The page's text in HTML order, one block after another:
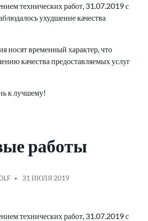
технических работ, 31.07.2019 с
ухудшение качества
носят временный характер, что
качества предоставляемых услуг
к лучшему!
работы
31 ИЮЛЯ 2019
технических работ, 31.07.2019 с